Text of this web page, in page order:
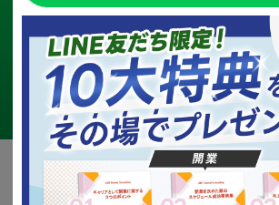
まずはLINEで無料相談
友だち登録